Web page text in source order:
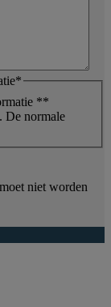
*
**
De normale
niet worden